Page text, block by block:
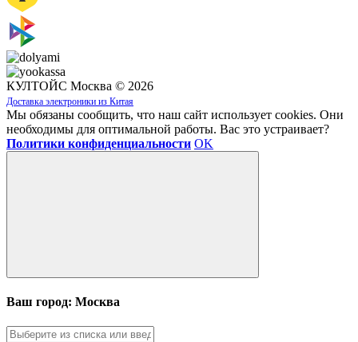
КУЛТОЙС Москва © 2026
Доставка электроники из Китая
Мы обязаны сообщить, что наш сайт использует cookies. Они
необходимы для оптимальной работы. Вас это устраивает?
Политики конфиденциальности OK
Ваш город: Москва